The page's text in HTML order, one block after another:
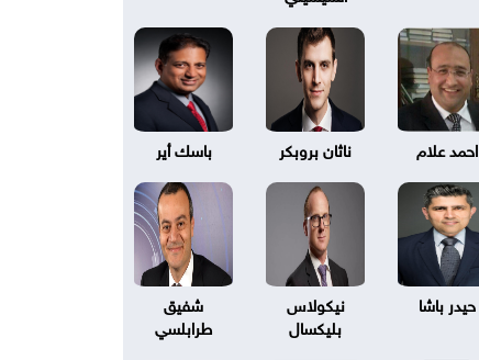
احمد علام ناثان بروبكر باسك أير
حيدر باشا
نيكولاس
بليكسال
شفيق
طرابلسي